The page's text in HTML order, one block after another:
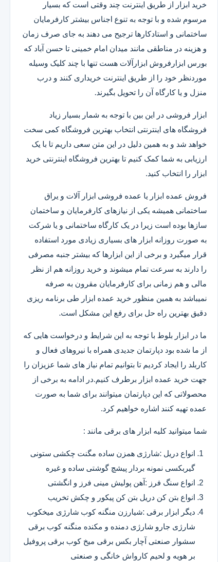
خرید ابزار از طریق اینترنت چند وقتی است که بسیار
مرسوم شده و با توجه به تنوع اجناس بیشتر کارفرمایان
ساختمانی و استادکارها ترجیح می دهند به جای صرف زمان
و هزینه در مناطقی مانند میدان امام خمینی تا حسن آباد که
بورس ابزارفروش ابزارآلات هست تنها با چند کلیک وسیله
موردنظر خود را از طریق اینترنت خریداری کنند و درب
منزل و یا کارگاه آن را تحویل بگیرند.
ابزار فروشی در این بین با توجه به شمار بسیار زیاد
فروشگاه های اینترنتی انتخاب بهترین فروشگاه کمی سخت
خواهد شد و به همین دلیل در این متن سعی داریم تا با یک
ارزیابی به شما کمک کنیم تا بهترین فروشگاه اینترنتی خرید
ابزار را انتخاب کنید.
فروش عمده ابزار یا عمده فروشی ابزار آلات و یراق
ساختمانی همیشه یکی از نیازهای کارفرمایان و ساختمان
سازها بوده است زیرا در یک کارگاه ساختمانی و یا شرکت
به صورت روزانه ابزار های بسیاری زیادی مورد استفاده
قرار میگیرد و برخی از این ابزارها که بیشتر جنبه مصرفی
را دارند به سرعت تمام میشوند و خرید روزانه هم از نظر
مالی و هم زمانی برای کارفرمایان مقرون به صرفه
نمیباشد به همین منظور خرید عمده ابزار طی برنامه ریزی
دقیق بهترین راه حل برای رفع این مشکل است.
ما در ابزار بلوط با توجه به این شرایط و درخواست هایی که
از ما شده بود دپارتمان جدیدی همراه با نیروهای فعال و
کاربلد را ایجاد کردیم تا بتوانیم تمام نیاز های شما عزیزان را
جهت خرید عمده ابزار برطرف کنیم.در ادامه به برخی از
محصولاتی که این دپارتمان میتوانند برای شما به صورت
عمده تهیه کنند اشاره خواهیم کرد.
شما میتوانید کلیه ابزار های برقی مانند :
انواع دریل :شارژی همزن ساده مگنت چکشی ستونی
گیربکسی نمونه بردار پیشچ گوشتی ساده و غیره
انواع سنگ فرز :آهن پولیش مینی فرز و انگشتی
انواع بتن کن دریل بتن کن پیکور و چکش تخریب
دیگر ابزار برقی :شیارزن منگنه کوب شارژی میخکوب
شارژی جارو شارژی دمنده و مکنده منگنه کوب برقی
سشوار صنعتی آچار بکس برقی میخ کوب برقی پروفیل
بر هویه و لحیم کارواش خانگی و صنعتی